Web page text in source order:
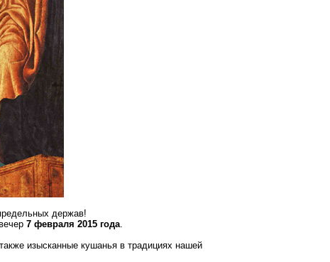
держав!
7 февраля 2015 года.
изысканные кушанья в традициях нашей